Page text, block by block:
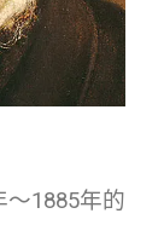
1885年的